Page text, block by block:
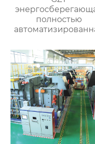
полностью
контролируемой
атмосферой